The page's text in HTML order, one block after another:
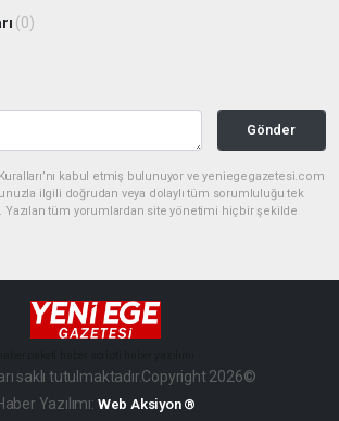
(0)
Gönder
kabul etmiş bulunuyor ve yeniegegazetesi.com
ilgili doğrudan veya dolaylı tüm sorumluluğu tek
Yazılan tüm yorumlardan site yönetimi hiçbir şekilde
saklı tutulmaktadır.Copyright 2026©
Yazılımı: Web Aksiyon ®